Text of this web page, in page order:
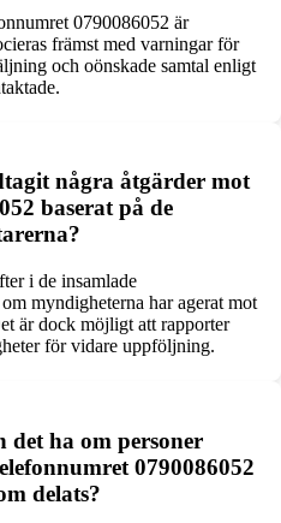
0790086052 är
främst med varningar för
och oönskade samtal enligt
några åtgärder mot
baserat på de
i de insamlade
myndigheterna har agerat mot
är dock möjligt att rapporter
för vidare uppföljning.
det ha om personer
0790086052
delats?